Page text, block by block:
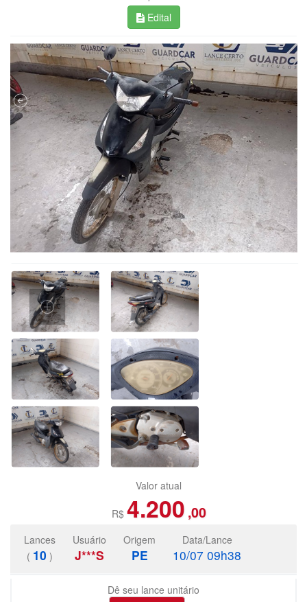
Edital
Valor atual
R$ 4.200 ,00
Lances
( 10 )
Usuário
J***S
Origem
PE
Data/Lance
10/07 09h38
Dê seu lance unitário